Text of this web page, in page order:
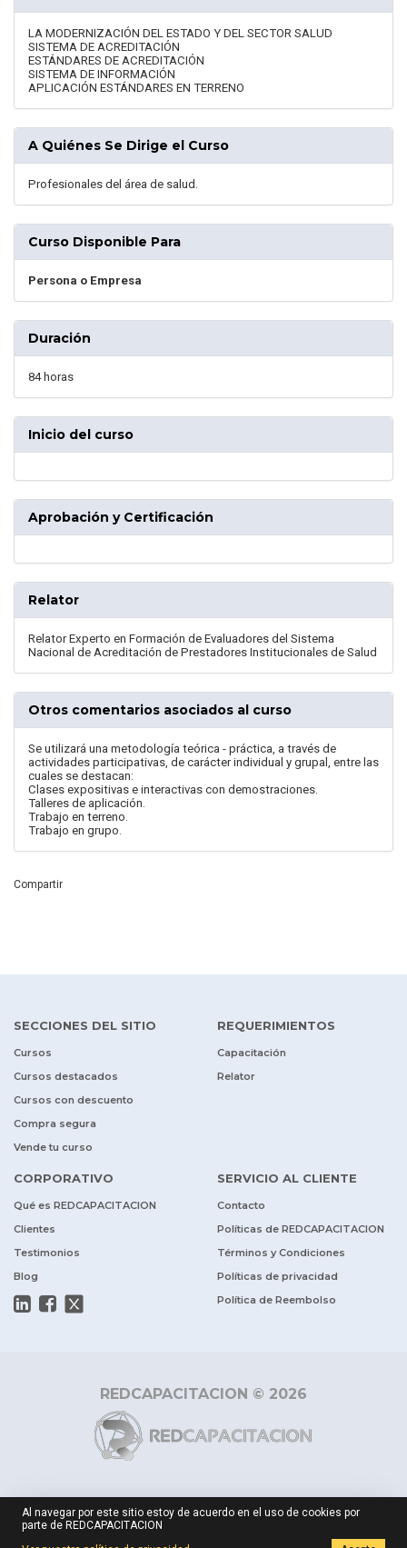
LA MODERNIZACIÓN DEL ESTADO Y DEL SECTOR SALUD
SISTEMA DE ACREDITACIÓN
ESTÁNDARES DE ACREDITACIÓN
SISTEMA DE INFORMACIÓN
APLICACIÓN ESTÁNDARES EN TERRENO
A Quiénes Se Dirige el Curso
Profesionales del área de salud.
Curso Disponible Para
Persona o Empresa
Duración
84 horas
Inicio del curso
Aprobación y Certificación
Relator
Relator Experto en Formación de Evaluadores del Sistema
Nacional de Acreditación de Prestadores Institucionales de Salud
Otros comentarios asociados al curso
Se utilizará una metodología teórica - práctica, a través de
actividades participativas, de carácter individual y grupal, entre las
cuales se destacan:
Clases expositivas e interactivas con demostraciones.
Talleres de aplicación.
Trabajo en terreno.
Trabajo en grupo.
Compartir
$ 450.000
SECCIONES DEL SITIO
Cursos
Cursos destacados
Cursos con descuento
Compra segura
Vende tu curso
REQUERIMIENTOS
Capacitación
Relator
CORPORATIVO
Qué es REDCAPACITACION
Clientes
Testimonios
Blog
SERVICIO AL CLIENTE
Contacto
Políticas de REDCAPACITACION
Términos y Condiciones
Políticas de privacidad
Política de Reembolso
REDCAPACITACION © 2026
Al navegar por este sitio estoy de acuerdo en el uso de cookies por
parte de REDCAPACITACION